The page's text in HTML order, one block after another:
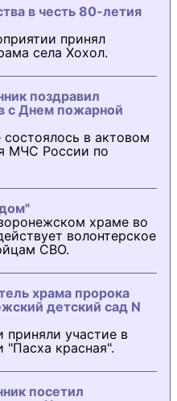
в честь 80-летия
принял
села Хохол.
поздравил
с Днем пожарной
в актовом
МЧС России по
храме во
волонтерское
СВО.
храма пророка
детский сад N
приняли участие в
"Пасха красная".
посетил